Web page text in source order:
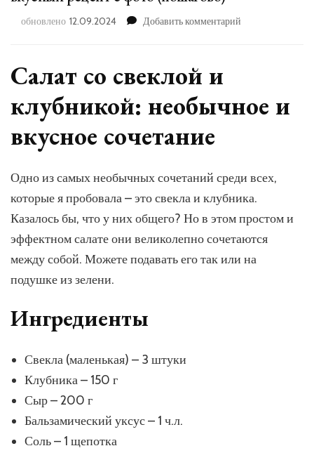
обновлено 12.09.2024 Добавить комментарий
клубникой
рецепт
с
(пошагово)
Салат со свеклой и
клубникой: необычное и
вкусное сочетание
Одно из самых необычных сочетаний среди всех,
которые я пробовала – это свекла и клубника.
Казалось бы, что у них общего? Но в этом простом и
эффектном салате они великолепно сочетаются
между собой. Можете подавать его так или на
подушке из зелени.
Ингредиенты
Свекла (маленькая) – 3 штуки
Клубника – 150 г
Сыр – 200 г
Бальзамический уксус – 1 ч.л.
Соль – 1 щепотка